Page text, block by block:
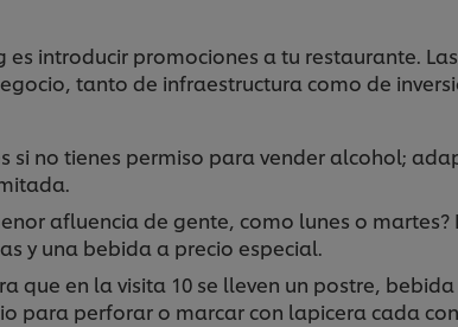
introducir promociones a tu restaurante.
tanto de infraestructura como de
si no tienes permiso para vender alcohol;
afluencia de gente, como lunes o
y una bebida a precio especial.
que en la visita 10 se lleven un postre,
para perforar o marcar con lapicera cada